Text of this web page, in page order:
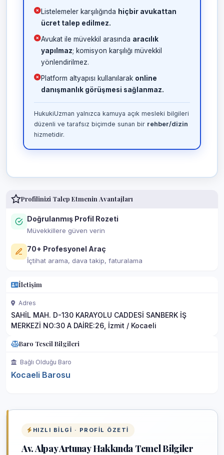
Listelemeler karşılığında hiçbir avukattan
ücret talep edilmez.
Avukat ile müvekkil arasında aracılık
yapılmaz; komisyon karşılığı müvekkil
yönlendirilmez.
Platform altyapısı kullanılarak online
danışmanlık görüşmesi sağlanmaz.
HukukiUzman yalnızca kamuya açık mesleki bilgileri
düzenli ve tarafsız biçimde sunan bir rehber/dizin
hizmetidir.
Profilinizi Talep Etmenin Avantajları
Doğrulanmış Profil Rozeti
Müvekkillere güven verin
70+ Profesyonel Araç
İçtihat arama, dava takip, faturalama
İletişim
Adres
SAHİL MAH. D-130 KARAYOLU CADDESİ SANBERK İŞ
MERKEZİ NO:30 A DAİRE:26, İzmit / Kocaeli
Baro Tescil Bilgileri
Bağlı Olduğu Baro
Kocaeli Barosu
HIZLI BILGI · PROFIL ÖZETI
Av. Alpay Artunay Hakkında Temel Bilgiler